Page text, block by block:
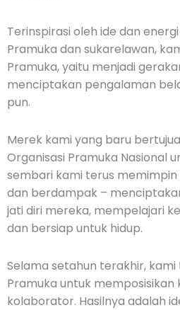
Terinspirasi oleh ide dan
Pramuka dan sukarelawan,
Pramuka, yaitu menjadi
menciptakan pengalaman
pun.
Merek kami yang baru
Organisasi Pramuka Nasional
sembari kami terus
dan berdampak –
jati diri mereka, mempelajari
dan bersiap untuk hidup.
Selama setahun terakhir,
Pramuka untuk
kolaborator. Hasilnya adalah